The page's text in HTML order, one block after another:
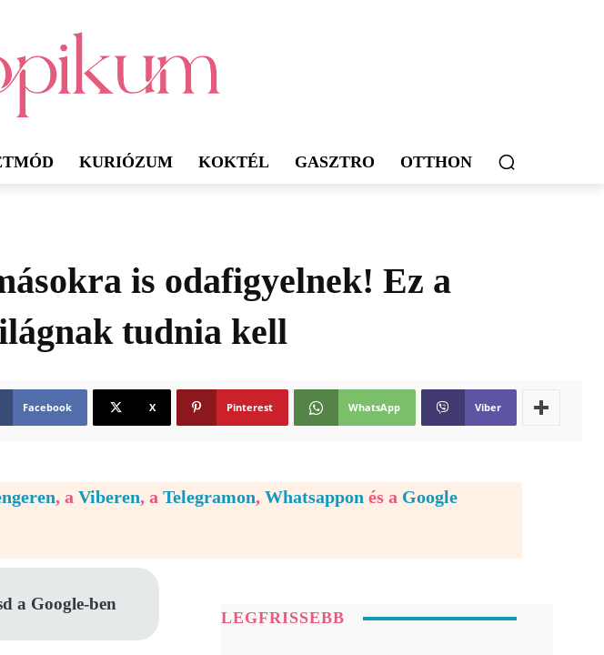
KURIÓZUM KOKTÉL GASZTRO OTTHON
is odafigyelnek! Ez a
tudnia kell
Facebook X Pinterest WhatsApp Viber
, a Viberen, a Telegramon, Whatsappon és a Google
a Google-ben
LEGFRISSEBB